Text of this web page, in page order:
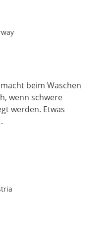
beim Waschen
wenn schwere
werden. Etwas